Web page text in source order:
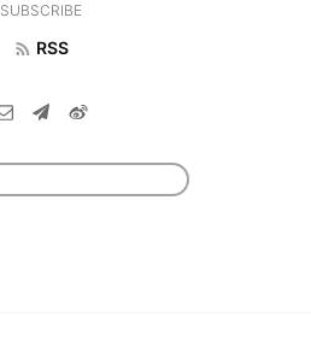
SUBSCRIBE
RSS